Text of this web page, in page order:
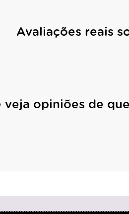
Avaliações reais
veja opiniões de